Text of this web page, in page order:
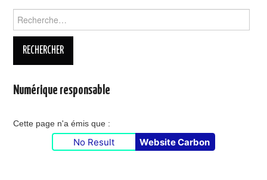
Rechercher :
Numérique responsable
Cette page n'a émis que :
No Result Website Carbon